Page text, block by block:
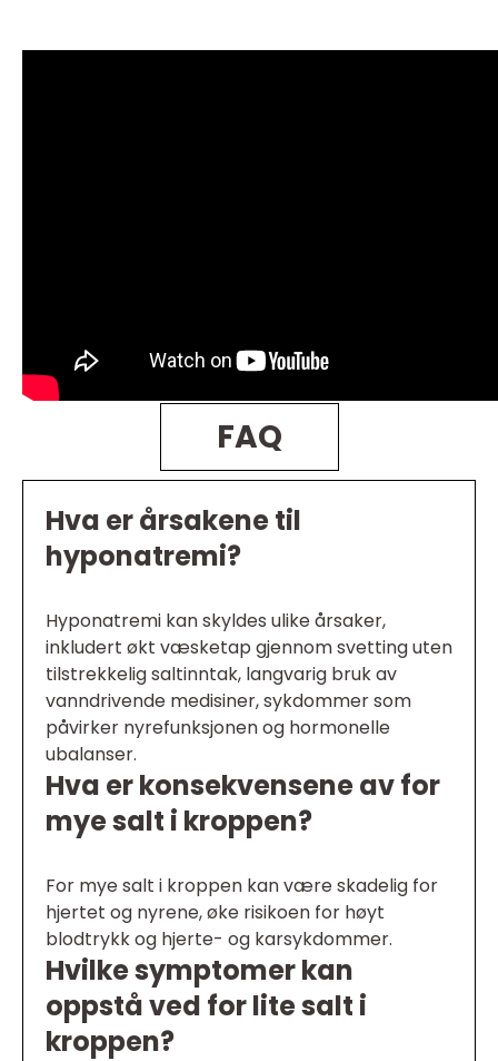
FAQ
Hva er årsakene til
hyponatremi?
Hyponatremi kan skyldes ulike årsaker,
inkludert økt væsketap gjennom svetting uten
tilstrekkelig saltinntak, langvarig bruk av
vanndrivende medisiner, sykdommer som
påvirker nyrefunksjonen og hormonelle
ubalanser.
Hva er konsekvensene av for
mye salt i kroppen?
For mye salt i kroppen kan være skadelig for
hjertet og nyrene, øke risikoen for høyt
blodtrykk og hjerte- og karsykdommer.
Hvilke symptomer kan
oppstå ved for lite salt i
kroppen?